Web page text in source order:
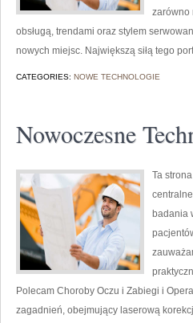
zarówno
obsługą, trendami oraz stylem
nowych miejsc. Największą siłą tego
CATEGORIES: NOWE TECHNOLOGIE
Nowoczesne
Ta
badania
Polecam Choroby Oczu i Zabiegi i
zagadnień, obejmujący laserową